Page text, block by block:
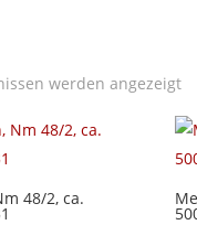
werden angezeigt
48/2, ca.